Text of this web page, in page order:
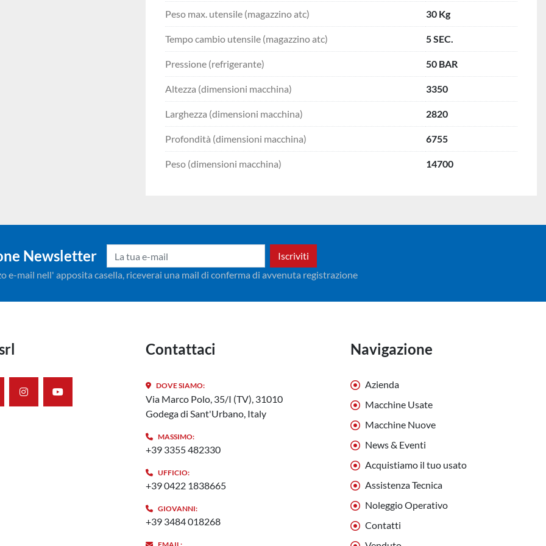
Peso max. utensile (magazzino atc) 30 Kg
Tempo cambio utensile (magazzino atc) 5 SEC.
Pressione (refrigerante) 50 BAR
Altezza (dimensioni macchina) 3350
Larghezza (dimensioni macchina) 2820
Profondità (dimensioni macchina) 6755
Peso (dimensioni macchina) 14700
Newsletter
Iscriviti
e-mail nell' apposita casella, riceverai una mail di conferma di avvenuta registrazione
instagramyoutube
Contattaci
DOVE SIAMO:
Via Marco Polo, 35/I (TV), 31010
Godega di Sant'Urbano, Italy
MASSIMO:
+39 3355 482330
UFFICIO:
+39 0422 1838665
GIOVANNI:
+39 3484 018268
Navigazione
Azienda
Macchine Usate
Macchine Nuove
News & Eventi
Acquistiamo il tuo usato
Assistenza Tecnica
Noleggio Operativo
Contatti